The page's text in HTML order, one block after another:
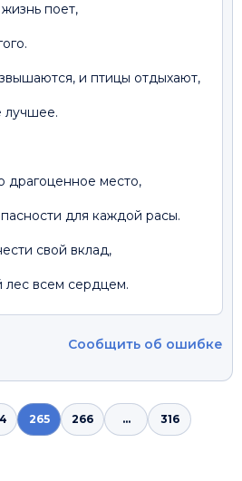
поет,
и птицы отдыхают,
лучшее.
драгоценное место,
для каждой расы.
свой вклад,
лес всем сердцем.
Сообщить об ошибке
265 266 ... 316